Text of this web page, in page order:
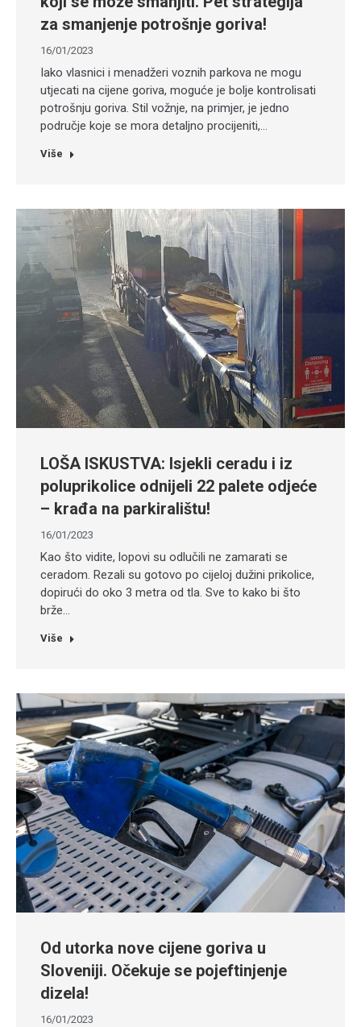
za smanjenje potrošnje goriva!
16/01/2023
Iako vlasnici i menadžeri voznih parkova ne mogu
utjecati na cijene goriva, moguće je bolje kontrolisati
potrošnju goriva. Stil vožnje, na primjer, je jedno
područje koje se mora detaljno procijeniti,…
Više
LOŠA ISKUSTVA: Isjekli ceradu i iz
poluprikolice odnijeli 22 palete odjeće
– krađa na parkiralištu!
16/01/2023
Kao što vidite, lopovi su odlučili ne zamarati se
ceradom. Rezali su gotovo po cijeloj dužini prikolice,
dopirući do oko 3 metra od tla. Sve to kako bi što
brže…
Više
Od utorka nove cijene goriva u
Sloveniji. Očekuje se pojeftinjenje
dizela!
16/01/2023